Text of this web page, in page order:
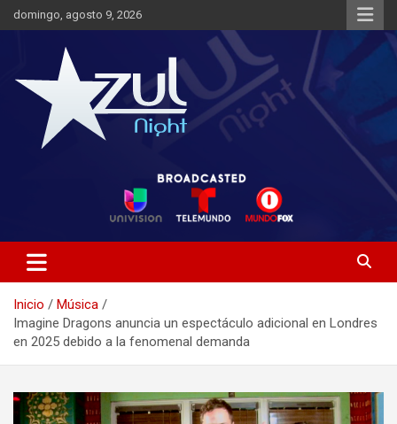
Saltar
al
domingo, agosto 9, 2026
Azul Night TV
Inicio
Música
Imagine Dragons anuncia un espectáculo adicional en Londres
en 2025 debido a la fenomenal demanda